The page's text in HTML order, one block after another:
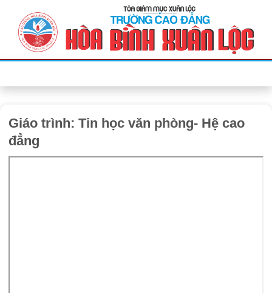
Giáo trình: Tin học văn phòng- Hệ cao
đẳng